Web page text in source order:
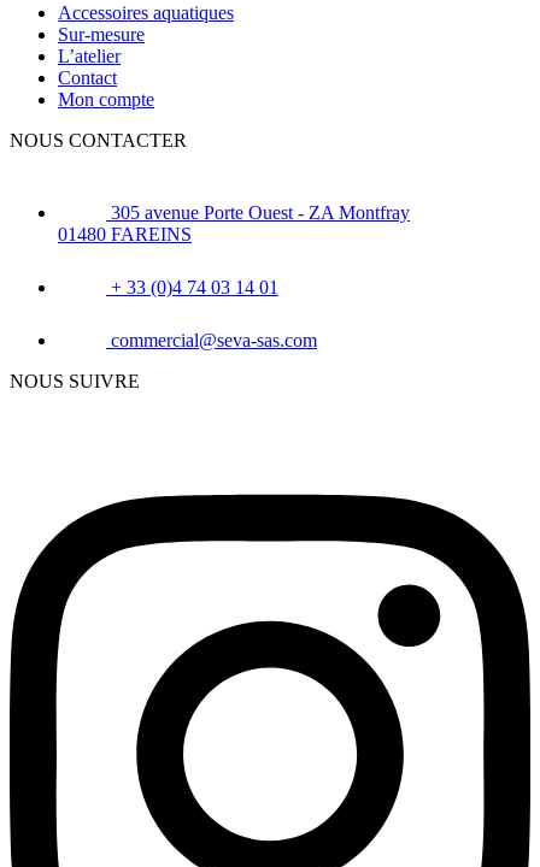
Accessoires aquatiques
Sur-mesure
L’atelier
Contact
Mon compte
NOUS CONTACTER
305 avenue Porte Ouest - ZA Montfray
01480 FAREINS
+ 33 (0)4 74 03 14 01
commercial@seva-sas.com
NOUS SUIVRE